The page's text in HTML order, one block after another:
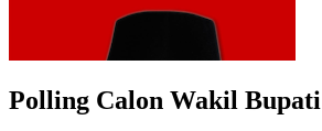
Polling Calon Wakil Bupati